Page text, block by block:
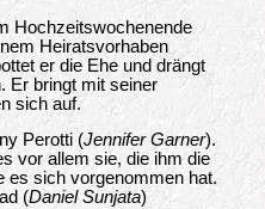
Hochzeitswochenende
Heiratsvorhaben
er die Ehe und drängt
Er bringt mit seiner
sich auf.
Perotti (Jennifer Garner).
vor allem sie, die ihm die
es sich vorgenommen hat.
(Daniel Sunjata)